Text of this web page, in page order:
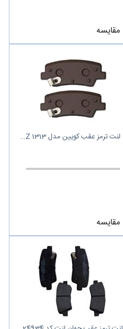
مقایسه
لنت ترمز عقب کویین مدل Z 1313
مقایسه